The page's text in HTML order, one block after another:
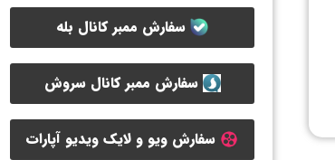
سفارش ممبر کانال بله
سفارش ممبر کانال سروش
سفارش ویو و لایک ویدیو آپارات